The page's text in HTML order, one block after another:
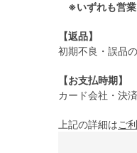
※いずれも営業
【返品】
初期不良・誤品
【お支払時期】
カード会社・決
上記の詳細はご